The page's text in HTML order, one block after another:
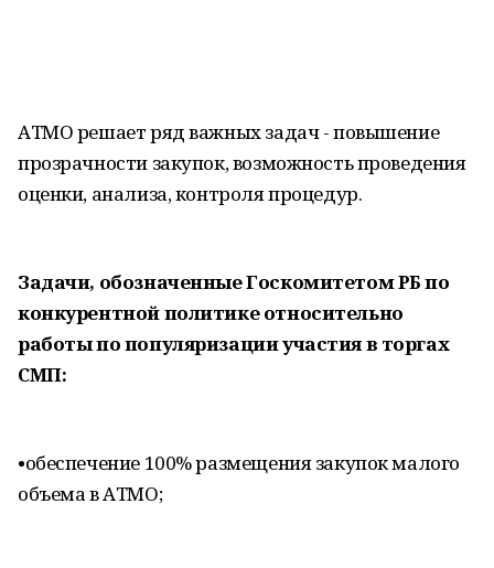
АТМО решает ряд важных задач - повышение
прозрачности закупок, возможность проведения
оценки, анализа, контроля процедур.
Задачи, обозначенные Госкомитетом РБ по
конкурентной политике относительно
работы по популяризации участия в торгах
СМП:
•​обеспечение 100% размещения закупок малого
объема в АТМО;